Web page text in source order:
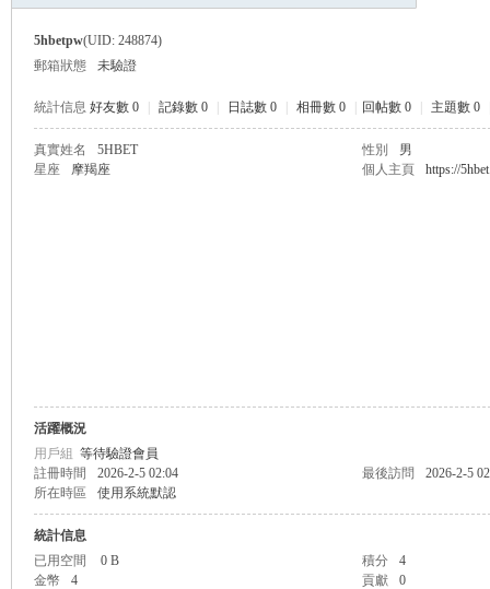
5hbetpw(UID: 248874)
郵箱狀態
未驗證
統計信息 好友數 0 記錄數 0 日誌數 0 相冊數 0 回帖數 0 主題數 0
真實姓名 5HBET 性別
男
星座
摩羯座 個人主頁 https://
活躍概況
用戶組 等待驗證會員
註冊時間
2026-2-5 02:04 最後訪問
2026-2-5
所在時區
使用系統默認
統計信息
已用空間
0 B 積分
4
金幣
4 貢獻 0